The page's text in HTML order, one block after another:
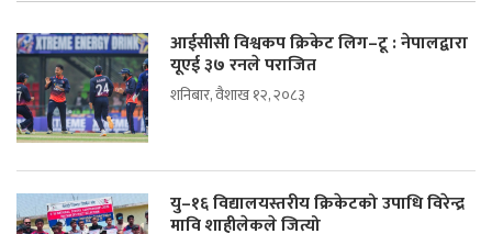
आईसीसी विश्वकप क्रिकेट लिग–टू : नेपालद्वारा
यूएई ३७ रनले पराजित
शनिबार, वैशाख १२, २०८३
यु–१६ विद्यालयस्तरीय क्रिकेटको उपाधि विरेन्द्र
मावि शाहीलेकले जित्यो